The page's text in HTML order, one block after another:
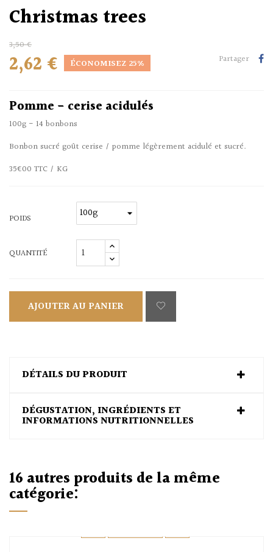
Christmas trees
3,50 €
2,62 € ÉCONOMISEZ 25% Partager
Pomme - cerise acidulés
100g - 14 bonbons
Bonbon sucré goût cerise / pomme légèrement acidulé et sucré.
35€00 TTC / KG
POIDS
QUANTITÉ
AJOUTER AU PANIER
DÉTAILS DU PRODUIT
DÉGUSTATION, INGRÉDIENTS ET
INFORMATIONS NUTRITIONNELLES
16 autres produits de la même
catégorie: